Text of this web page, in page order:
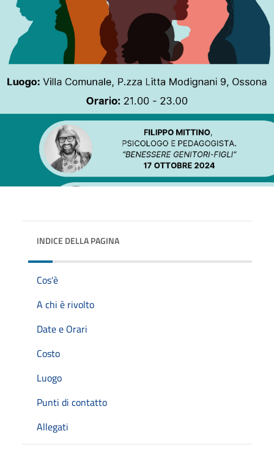
INDICE DELLA PAGINA
Cos'è
A chi è rivolto
Date e Orari
Costo
Luogo
Punti di contatto
Allegati